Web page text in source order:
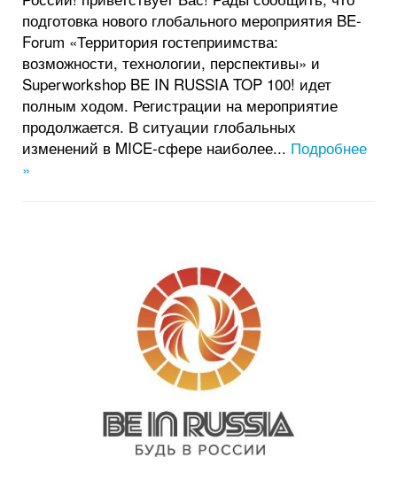
подготовка нового глобального мероприятия BE-
Forum «Территория гостеприимства:
возможности, технологии, перспективы» и
Superworkshop BE IN RUSSIA TOP 100! идет
полным ходом. Регистрации на мероприятие
продолжается. В ситуации глобальных
изменений в MICE-сфере наиболее... Подробнее
»